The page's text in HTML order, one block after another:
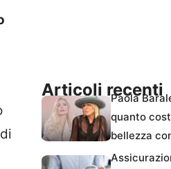
Articoli recenti
Paola
quanto
bellezza